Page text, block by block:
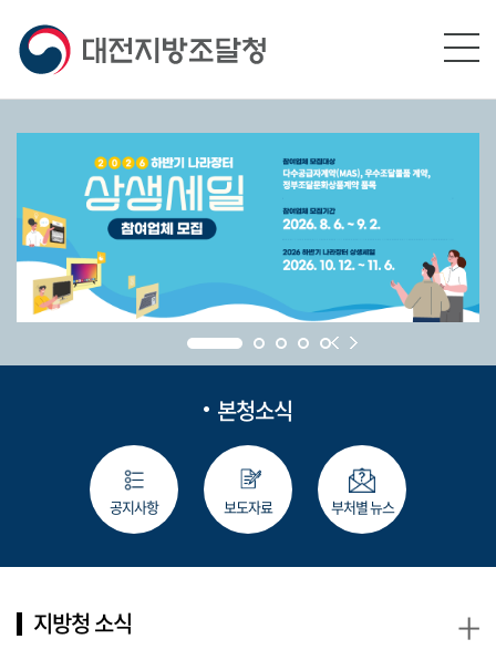
본청소식
공지사항 보도자료 부처별 뉴스
지방청 소식 +